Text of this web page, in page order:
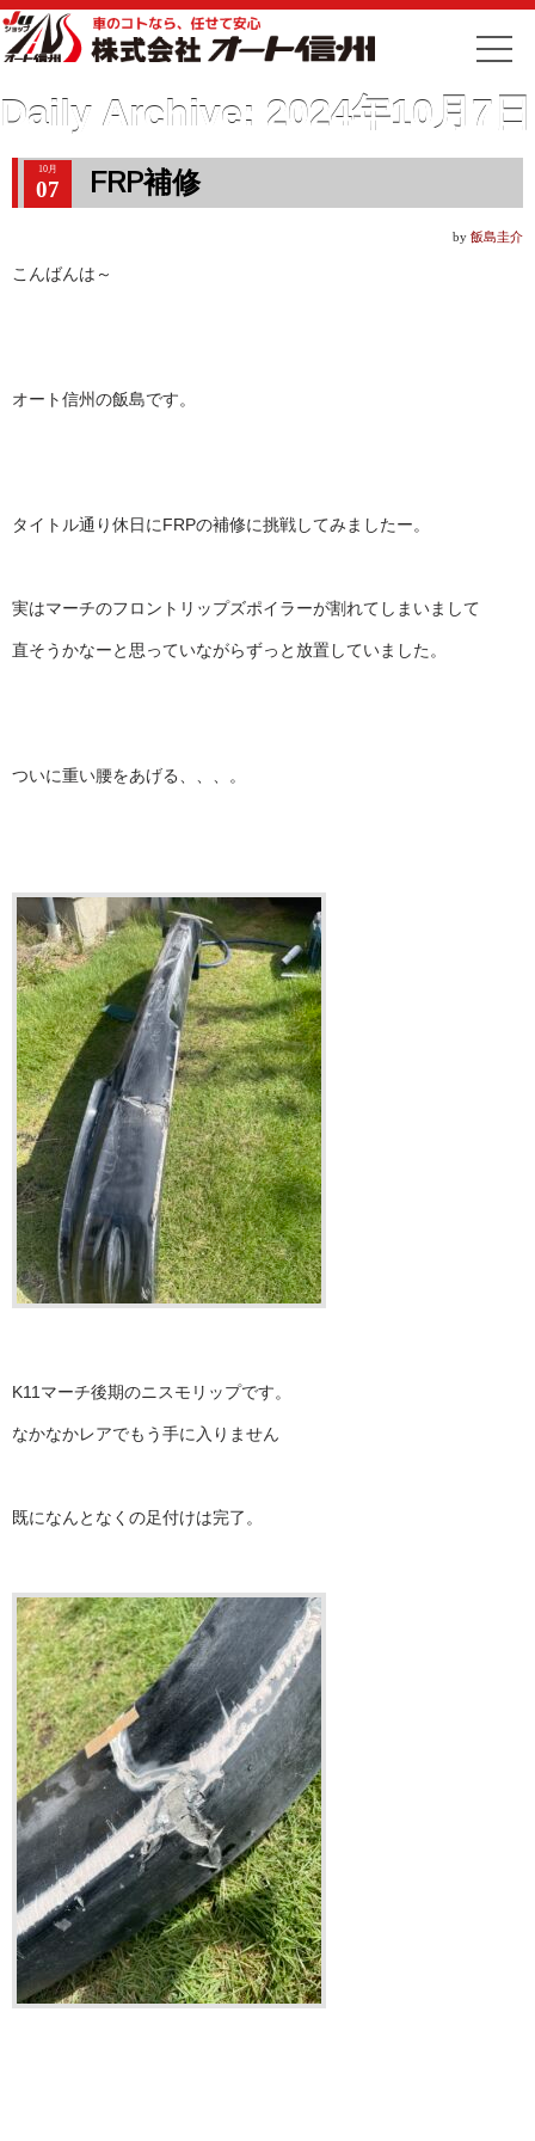
Daily Archive: 2024年10月7日
10月
07 FRP補修
by 飯島圭介
こんばんは～
オート信州の飯島です。
タイトル通り休日にFRPの補修に挑戦してみましたー。
実はマーチのフロントリップズポイラーが割れてしまいまして
直そうかなーと思っていながらずっと放置していました。
ついに重い腰をあげる、、、。
K11マーチ後期のニスモリップです。
なかなかレアでもう手に入りません
既になんとなくの足付けは完了。